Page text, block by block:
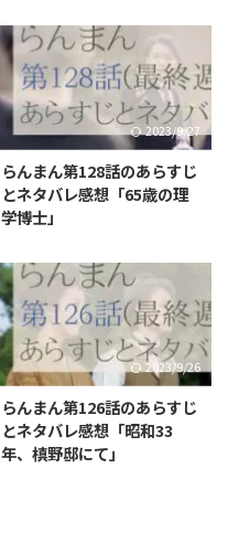
2023/9/27
らんまん第128話のあらすじ
とネタバレ感想「65歳の理
学博士」
2023/9/26
らんまん第126話のあらすじ
とネタバレ感想「昭和33
年、槙野邸にて」